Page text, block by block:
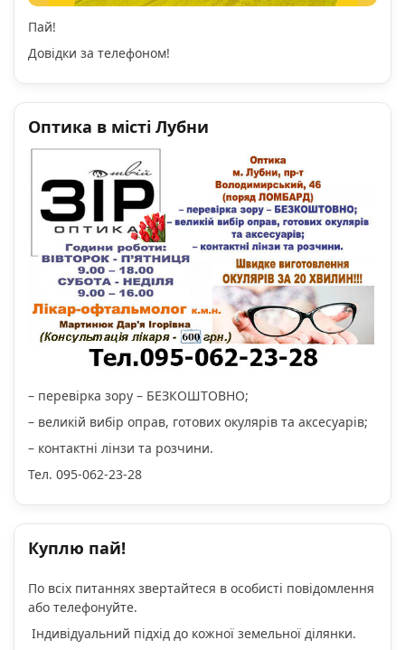
Пай!
Довідки за телефоном!
Оптика в місті Лубни
– перевірка зору – БЕЗКОШТОВНО;
– великій вибір оправ, готових окулярів та аксесуарів;
– контактні лінзи та розчини.
Тел. 095-062-23-28
Куплю пай!
По всіх питаннях звертайтеся в особисті повідомлення
або телефонуйте.
Індивідуальний підхід до кожної земельної ділянки.